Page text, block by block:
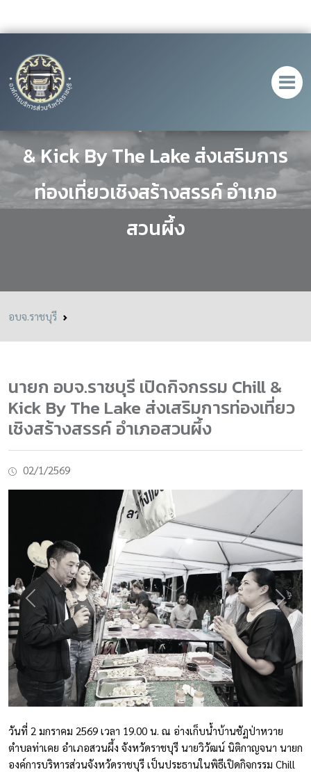
นายก อบจ.ราชบุรี เปิดกิจกรรม Chill
& Kick By The Lake ส่งเสริมการ
ท่องเที่ยวเชิงสร้างสรรค์ อำเภอ
สวนผึ้ง
อบจ.ราชบุรี
นายก อบจ.ราชบุรี เปิดกิจกรรม Chill &
Kick By The Lake ส่งเสริมการท่องเที่ยว
เชิงสร้างสรรค์ อำเภอสวนผึ้ง
02/1/2569
Previous Next
วันที่ 2 มกราคม 2569 เวลา 19.00 น. ณ อ่างเก็บน้ำบ้านชัฏป่าหวาย
ตำบลท่าเคย อำเภอสวนผึ้ง จังหวัดราชบุรี นายวิวัฒน์ นิติกาญจนา นายก
องค์การบริหารส่วนจังหวัดราชบุรี เป็นประธานในพิธีเปิดกิจกรรม Chill